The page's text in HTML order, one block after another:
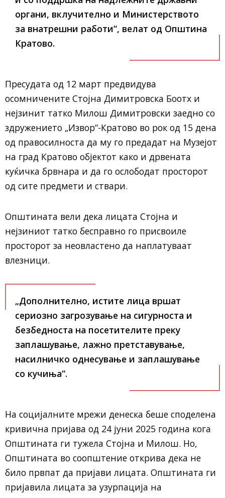
органи, вклучително и Министерството
за внатрешни работи“, велат од Општина
Кратово.
Пресудата од 12 март предвидува
осомничените Стојна Димитровска Боотх и
нејзинит татко Милош Димитровски заедно со
здружението „Извор“-Кратово во рок од 15 дена
од правосилноста да му го предадат на Музејот
на град Кратово објектот како и дрвената
куќичка брвнара и да го ослободат просторот
од сите предмети и ствари.
Општината вели дека лицата Стојна и
нејзиниот татко бесправно го присвоиле
просторот за неовластено да наплатуваат
влезници.
„Дополнително, истите лица вршат
сериозно загрозување на сигурноста и
безбедноста на посетителите преку
заплашување, лажно претставување,
насилничко однесување и заплашување
со кучиња“.
На социјалните мрежи денеска беше споделена
кривична пријава од 24 јуни 2025 година кога
Општината ги тужела Стојна и Милош. Но,
Општината во соопштение открива дека не
било првпат да пријави лицата. Општината ги
пријавила лицата за узурпација на